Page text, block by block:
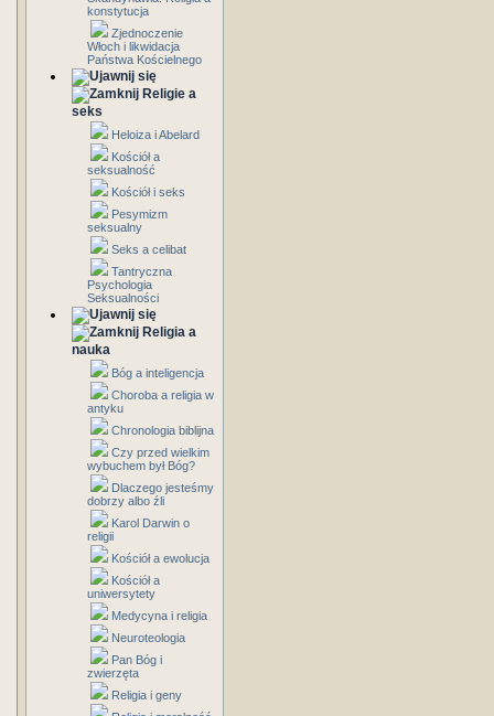
konstytucja
Zjednoczenie
Włoch i likwidacja
Państwa Kościelnego
Religie a
seks
Heloiza i Abelard
Kościół a
seksualność
Kościół i seks
Pesymizm
seksualny
Seks a celibat
Tantryczna
Psychologia
Seksualności
Religia a
nauka
Bóg a inteligencja
Choroba a religia w
antyku
Chronologia biblijna
Czy przed wielkim
wybuchem był Bóg?
Dlaczego jesteśmy
dobrzy albo źli
Karol Darwin o
religii
Kościół a ewolucja
Kościół a
uniwersytety
Medycyna i religia
Neuroteologia
Pan Bóg i
zwierzęta
Religia i geny